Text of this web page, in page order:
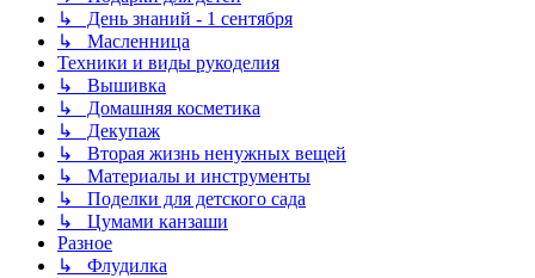
↳ День знаний - 1 сентября
↳ Масленница
Техники и виды рукоделия
↳ Вышивка
↳ Домашняя косметика
↳ Декупаж
↳ Вторая жизнь ненужных вещей
↳ Материалы и инструменты
↳ Поделки для детского сада
↳ Цумами канзаши
Разное
↳ Флудилка